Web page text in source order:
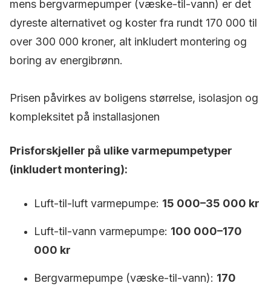
mens bergvarmepumper (væske-til-vann) er det
dyreste alternativet og koster fra rundt 170 000 til
over 300 000 kroner, alt inkludert montering og
boring av energibrønn.
Prisen påvirkes av boligens størrelse, isolasjon og
kompleksitet på installasjonen
Prisforskjeller på ulike varmepumpetyper
(inkludert montering):
Luft-til-luft varmepumpe: 15 000–35 000 kr
Luft-til-vann varmepumpe: 100 000–170
000 kr
Bergvarmepumpe (væske-til-vann): 170